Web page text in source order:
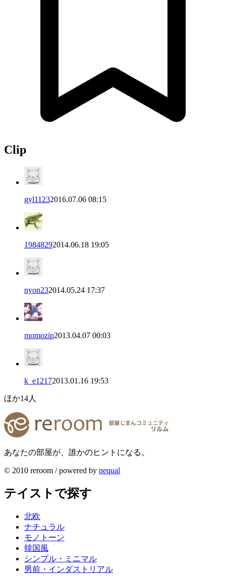
Clip
gyl11232016.07.06 08:15
19848292014.06.18 19:05
nyon232014.05.24 17:37
momozip2013.04.07 00:03
k_e12172013.01.16 19:53
ほか14人
あなたの部屋が、誰かのヒントになる。
© 2010 reroom / powered by nequal
テイストで探す
北欧
ナチュラル
モノトーン
韓国風
シンプル・ミニマル
男前・インダストリアル